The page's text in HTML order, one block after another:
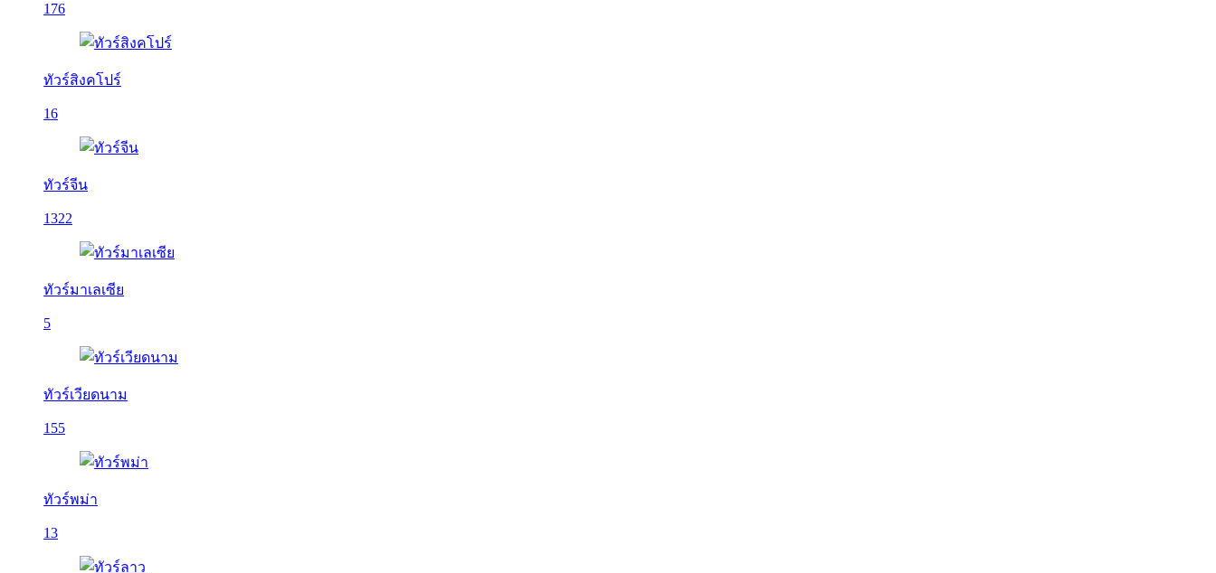
176
ทัวร์สิงคโปร์
16
ทัวร์จีน
1322
ทัวร์มาเลเซีย
5
ทัวร์เวียดนาม
155
ทัวร์พม่า
13